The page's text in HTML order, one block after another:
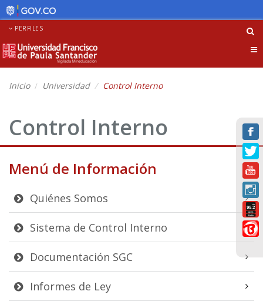
PERFILES
Inicio Universidad Control Interno
Control Interno
Menú de Información
Quiénes Somos
Sistema de Control Interno
Documentación SGC
Informes de Ley